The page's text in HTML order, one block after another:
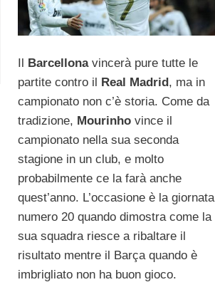
Barcellonavincerà pure tutte le
partite contro il
Real Madrid , ma in
campionato non c’è storia. Come da
tradizione, Mourinhovince il
campionato nella sua seconda
stagione in un club, e molto
probabilmente ce la farà anche
quest’anno. L’occasione è la giornata
numero 20 quando dimostra come la
sua squadra riesce a ribaltare il
risultato mentre il Barça quando è
imbrigliato non ha buon gioco.